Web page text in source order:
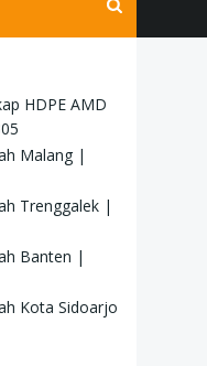
HDPE AMD
Malang |
Trenggalek |
Banten |
Kota Sidoarjo